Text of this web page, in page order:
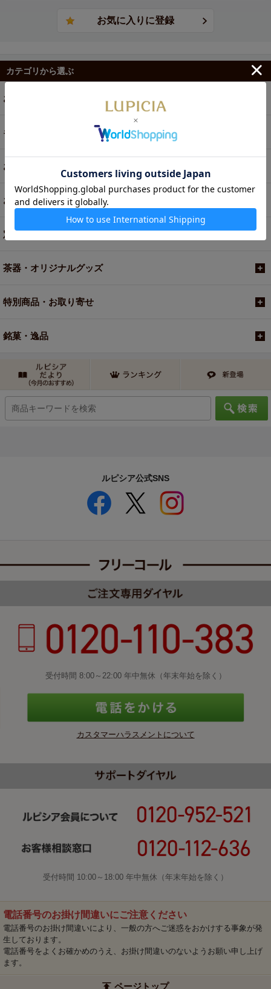
カテゴリから選ぶ
お茶
ギフト
お菓子・食品・飲料
お買い得商品
定期便
茶器・オリジナルグッズ
特別商品・お取り寄せ
銘菓・逸品
ルピシア公式SNS
受付時間 8:00～22:00 年中無休（年末年始を除く）
カスタマーハラスメントについて
受付時間 10:00～18:00 年中無休（年末年始を除く）
電話番号のお掛け間違いにご注意ください
電話番号のお掛け間違いにより、一般の方へご迷惑をおかけする事象が発
生しております。
電話番号をよくお確かめのうえ、お掛け間違いのないようお願い申し上げ
ます。
ページトップ